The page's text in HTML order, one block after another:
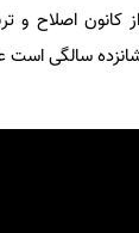
کانون
سالگی است